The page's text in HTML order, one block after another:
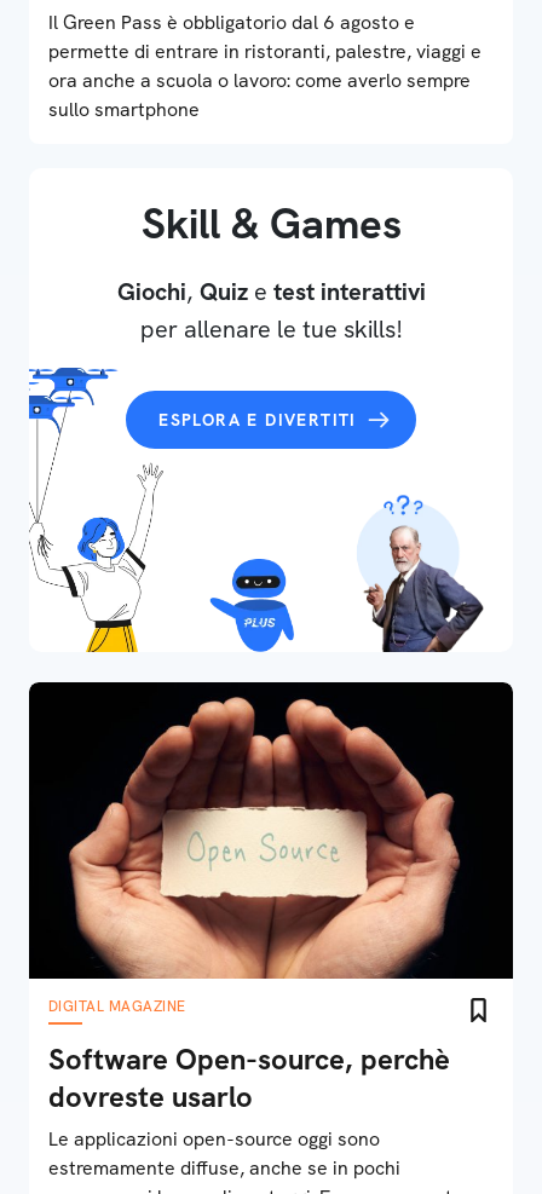
Il Green Pass è obbligatorio dal 6 agosto e
permette di entrare in ristoranti, palestre, viaggi e
ora anche a scuola o lavoro: come averlo sempre
sullo smartphone
Skill & Games
Giochi, Quize test interattivi
per allenare le tue skills!
ESPLORA E DIVERTITI
DIGITAL MAGAZINE
Software Open-source, perchè
dovreste usarlo
Le applicazioni open-source oggi sono
estremamente diffuse, anche se in pochi